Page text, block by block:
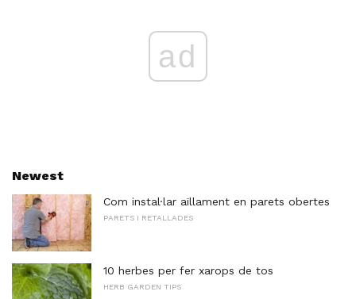
ad
Newest
Com instal·lar aïllament en parets obertes
PARETS I RETALLADES
10 herbes per fer xarops de tos
HERB GARDEN TIPS